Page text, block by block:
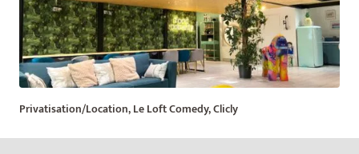
Privatisation/Location, Le Loft Comedy, Clicly